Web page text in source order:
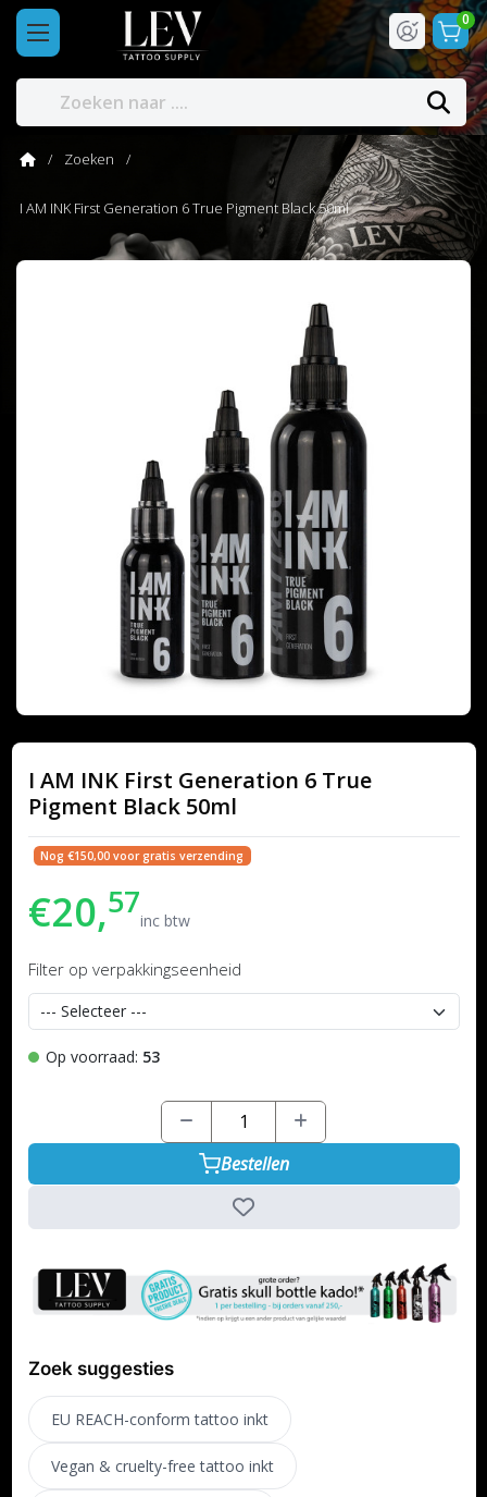
0
Zoeken
I AM INK First Generation 6 True Pigment Black 50ml
I AM INK First Generation 6 True
Pigment Black 50ml
Nog €150,00 voor gratis verzending
€20,57inc btw
Filter op verpakkingseenheid
Op voorraad: 53
Bestellen
Zoek suggesties
EU REACH-conform tattoo inkt
Vegan & cruelty-free tattoo inkt